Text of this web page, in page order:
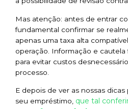
Mas atenção: antes de entrar
fundamental confirmar se
apenas uma taxa alta
operação. Informação e
para evitar custos
processo.
E depois de ver as nossas
seu empréstimo, que tal